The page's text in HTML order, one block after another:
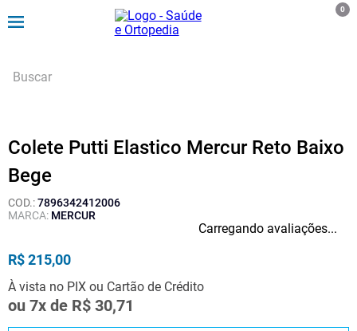
0
Colete Putti Elastico Mercur Reto Baixo
Bege
:7896342412006
MARCA: MERCUR
Carregando avaliações...
R$215,00
À vista no PIX ou Cartão de Crédito
ou 7x de R$ 30,71